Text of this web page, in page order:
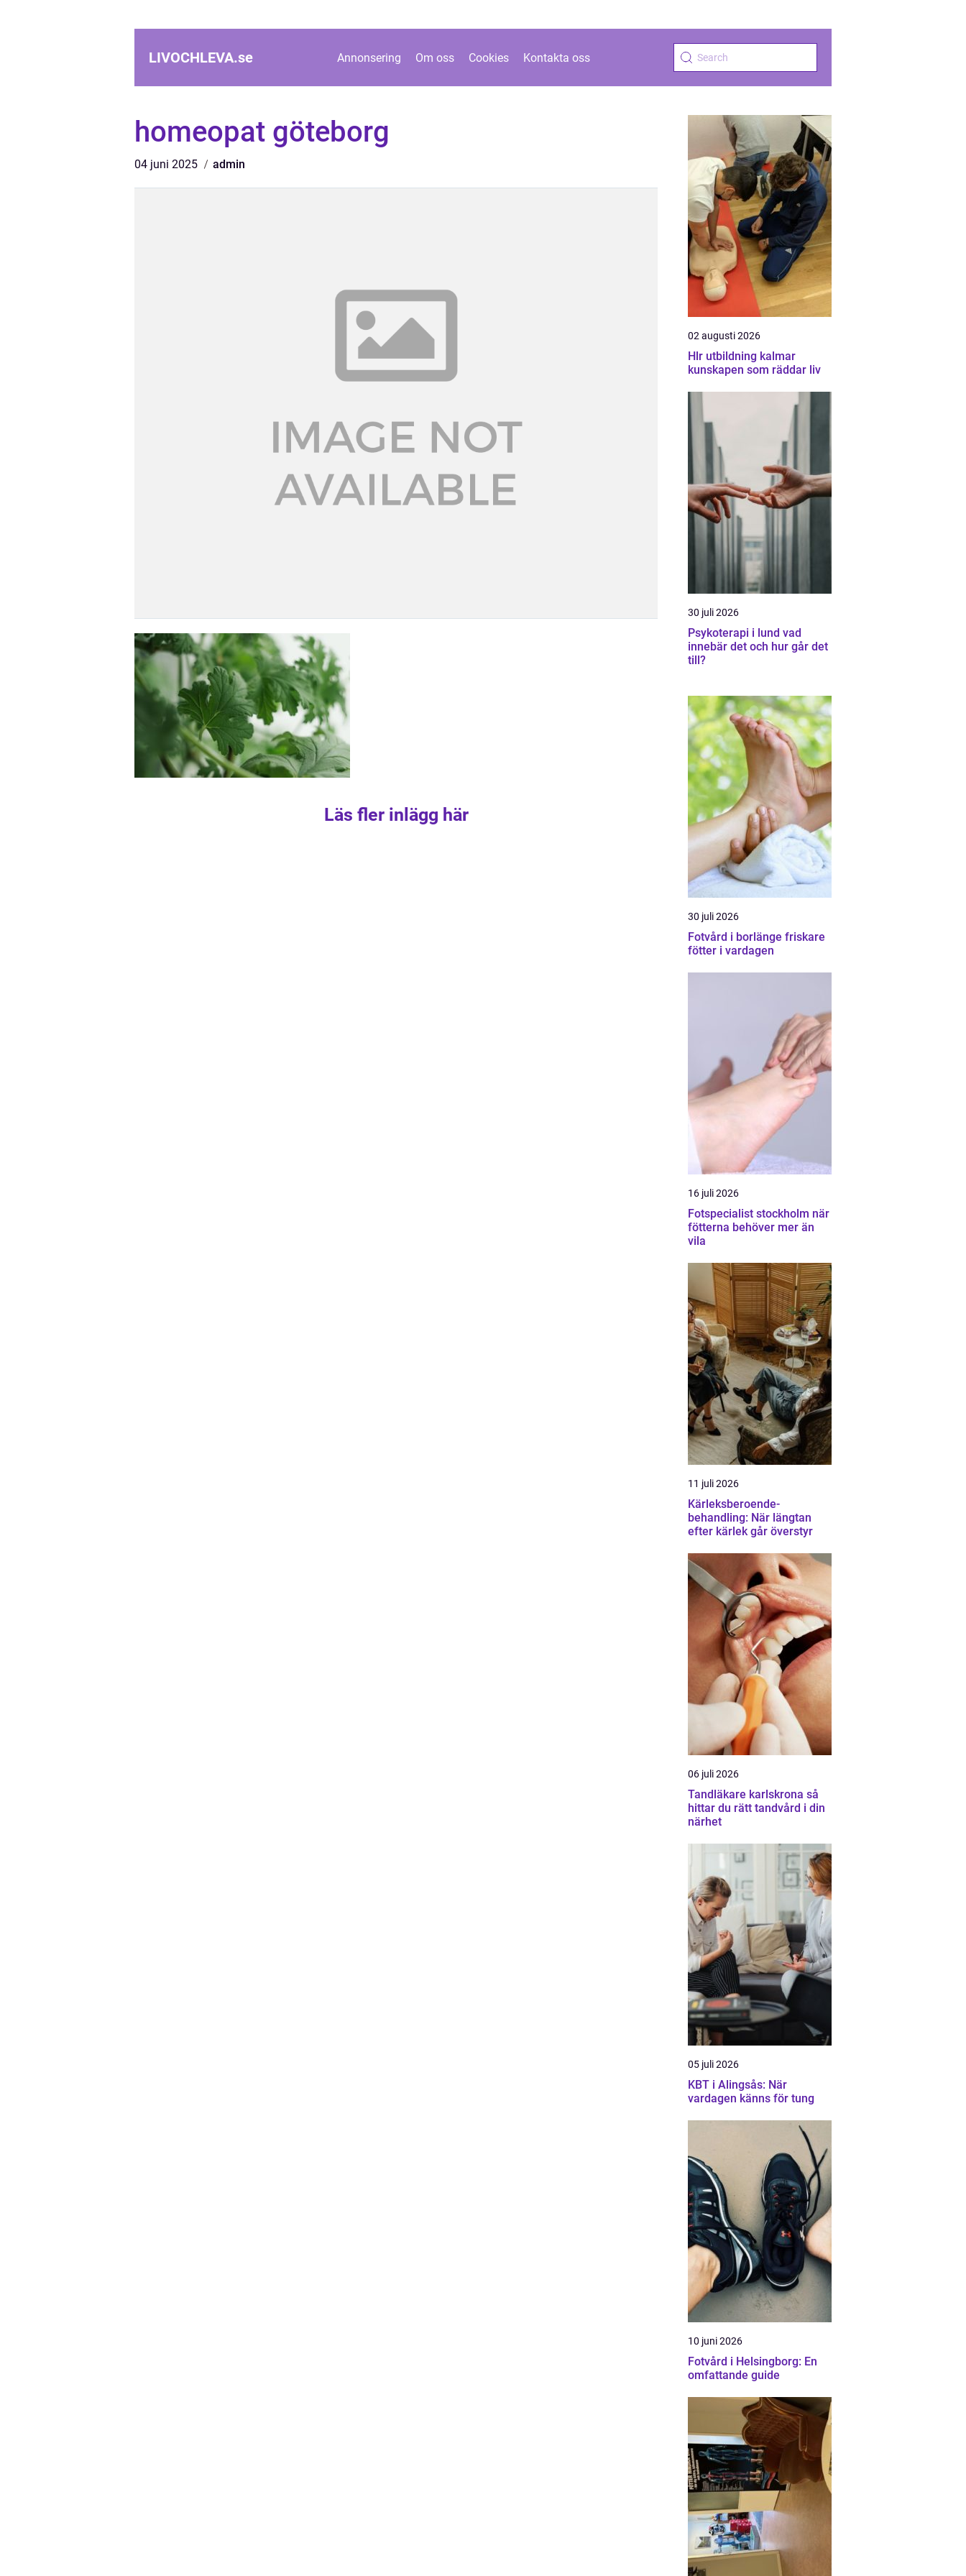
LIVOCHLEVA.se Annonsering Om oss Cookies Kontakta oss
homeopat göteborg
04 juni 2025 admin
Läs fler inlägg här
02 augusti 2026
Hlr utbildning kalmar
kunskapen som räddar liv
30 juli 2026
Psykoterapi i lund vad
innebär det och hur går det
till?
30 juli 2026
Fotvård i borlänge friskare
fötter i vardagen
16 juli 2026
Fotspecialist stockholm när
fötterna behöver mer än
vila
11 juli 2026
Kärleksberoende-
behandling: När längtan
efter kärlek går överstyr
06 juli 2026
Tandläkare karlskrona så
hittar du rätt tandvård i din
närhet
05 juli 2026
KBT i Alingsås: När
vardagen känns för tung
10 juni 2026
Fotvård i Helsingborg: En
omfattande guide